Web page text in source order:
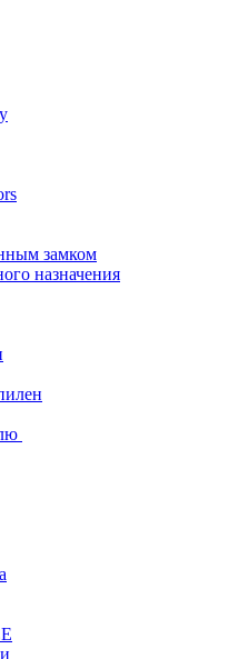
замком
назначения